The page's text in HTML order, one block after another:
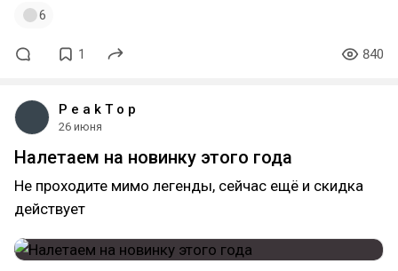
6
1 840
P e a k T o p
26 июня
Налетаем на новинку этого года
Не проходите мимо легенды, сейчас ещё и скидка
действует